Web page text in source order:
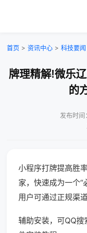
首页 > 资讯中心 > 科技要闻
牌理精解!微乐
的
发布时
小程序打牌提高胜
家，快速成为一个“
用户可通过正规渠
辅助安装，可QQ